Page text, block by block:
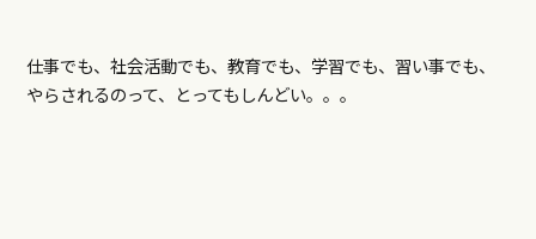
仕事でも、社会活動でも、教育でも、学習でも、習い事でも、
やらされるのって、とってもしんどい。。。